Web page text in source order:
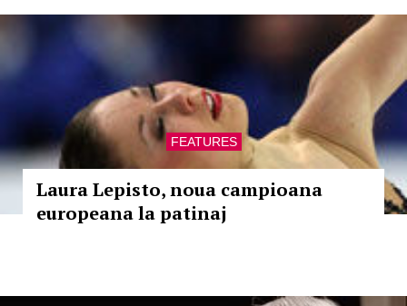
FEATURES
Laura Lepisto, noua campioana
europeana la patinaj